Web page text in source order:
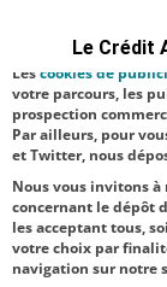
Le Crédit
satisfaction
Lescookies de
votre parcours, les
prospection
Par ailleurs, pour
et Twitter, nous
Nous vous invitons
concernant le dépôt
les acceptant tous,
votre choix par
navigation sur notre